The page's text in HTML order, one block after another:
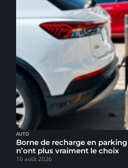
AUTO
Borne de recharge en
n’ont plus vraiment le choix
10 août 2026